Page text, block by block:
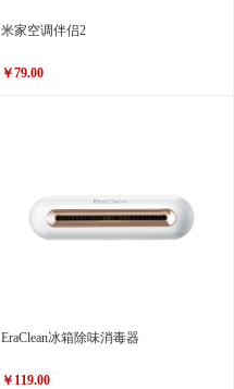
米家空调伴侣2
￥79.00
EraClean冰箱除味消毒器
￥119.00